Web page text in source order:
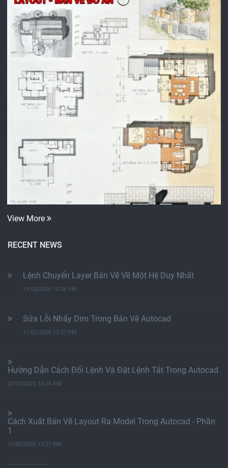
View More
RECENT NEWS
Lệnh Chuyển Layer Bản Vẽ Về Một Hệ Duy Nhất
11/02/2020 15:26 PM
Sửa Lỗi Nhẩy Dim Trong Bản Vẽ Autocad
11/02/2020 15:27 PM
Hướng Dẫn Cách Đổi Lệnh Và Đặt Lệnh Tắt Trong Autocad
27/03/2022 15:04 PM
Cách Xuất Bản Vẽ Layout Ra Model Trong Autocad - Phần
1
11/02/2020 15:27 PM